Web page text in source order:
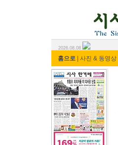
2026.08.08
홈으로 사진 & 동영상